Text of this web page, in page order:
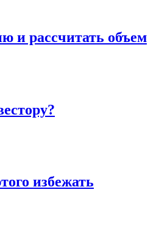
и рассчитать объем
избежать